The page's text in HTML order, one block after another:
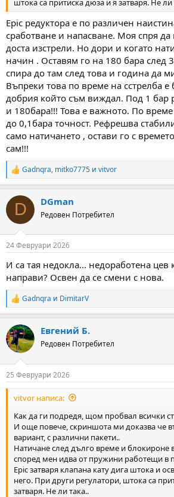
штока са притиска дюза и я затваря. Не ли
Epic редуктора е по различен
сработване и напасване. Моя спря да
доста изстрели. Но дори и когато
начин . Оставям го на 180 бара след
спира до там след това и година да
Въпреки това по време на сстрелба е
добрия който съм виждал. Под 1 бар
и 180бара!!! Това е важното. По
до 0,1бара точност. Рефрешва
само натичането , остави го с
сам!!!
R
e
c
i
s
Gadnqra, mitko7775 и vitvor
D DGman
Редовен Потребител
24 Февруари 2026
И са тая недокла... недоработена цев
направи? Освен да се смени с нова.
R
e
c
t
i
s
:
Gadnqra и DimitarV
Евгений Б.
Редовен Потребител
25 Февруари 2026
vitvor написа:
Как да ги подредя, щом пробвал всички
И още повече, скриншота ми доказва че
вариант, с различни пакети..
Натичане след дълго време и блокироне
според мен идва от пружини работещи в
Epic затваря клапана кату дига штока и
него. При други регулатори, штока са
затваря. Не ли така..